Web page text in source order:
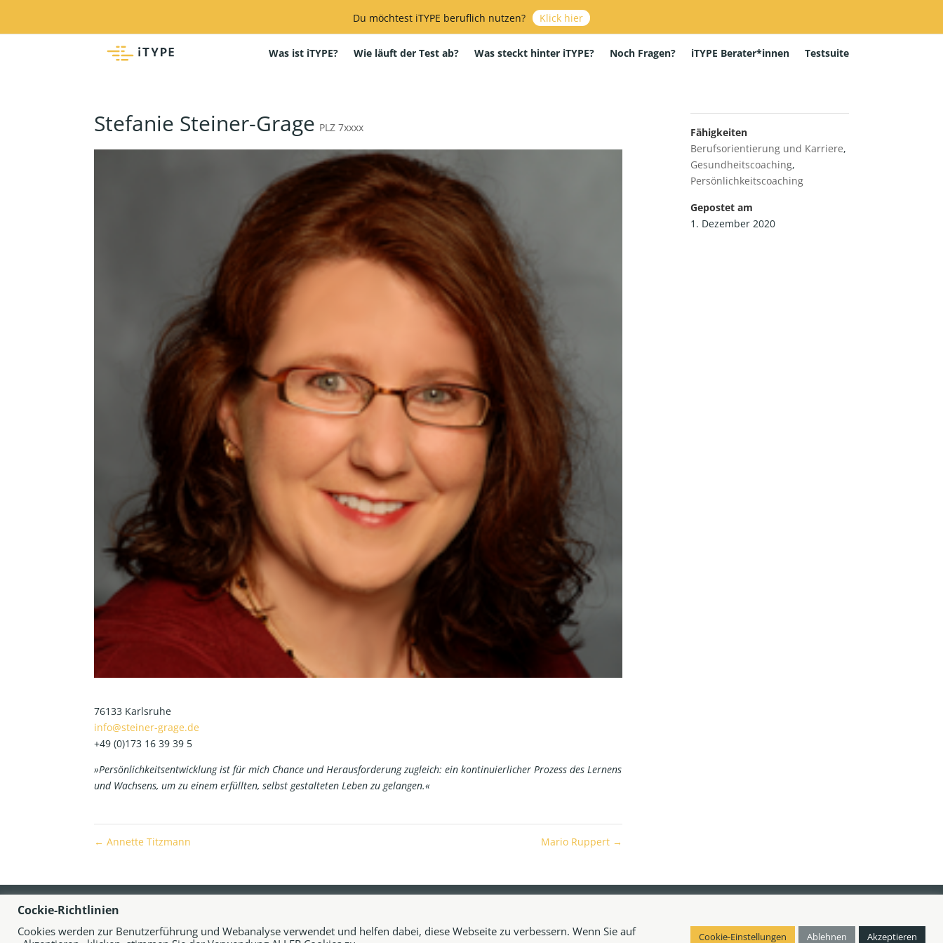
Du möchtest iTYPE beruflich nutzen? Klick hier
Was ist iTYPE? Wie läuft der Test ab? Was steckt hinter iTYPE? Noch Fragen? iTYPE Berater*innen Testsuite
Stefanie Steiner-Grage PLZ 7xxxx
76133 Karls­ru­he
info@steiner-grage.de
+49 (0)173 16 39 39 5
»Per­sön­lich­keits­ent­wick­lung ist für mich Chan­ce und Her­aus­for­de­rung zugleich: ein kon­ti­nu­ier­li­cher Pro­zess des Ler­nens
und Wach­sens, um zu einem erfüll­ten, selbst gestal­te­ten Leben zu gelangen.«
← Annette Titzmann Mario Ruppert →
Fähigkeiten
Berufsorientierung und Karriere,
Gesundheitscoaching,
Persönlichkeitscoaching
Gepostet am
1. Dezember 2020
Cockie-Richtlinien
Cookies werden zur Benutzerführung und Webanalyse verwendet und helfen dabei, diese Webseite zu verbessern. Wenn Sie auf
Cookie-Einstellungen Ablehnen Akzeptieren